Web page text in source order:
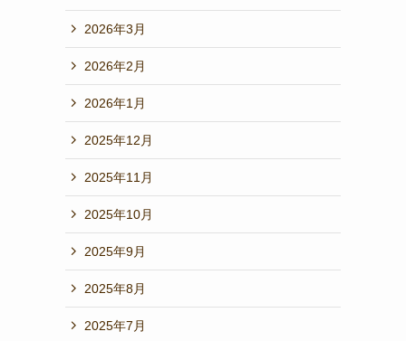
2026年3月
2026年2月
2026年1月
2025年12月
2025年11月
2025年10月
2025年9月
2025年8月
2025年7月